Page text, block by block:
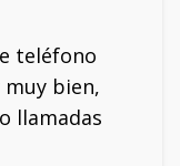
teléfono
bien,
llamadas